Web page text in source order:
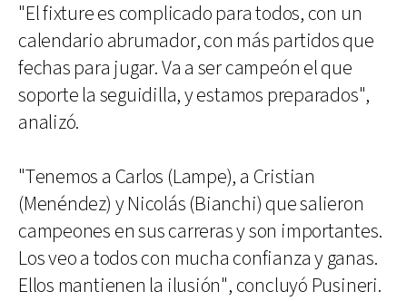
"El fixture es complicado para todos, con un
calendario abrumador, con más partidos que
fechas para jugar. Va a ser campeón el que
soporte la seguidilla, y estamos preparados",
analizó.
"Tenemos a Carlos (Lampe), a Cristian
(Menéndez) y Nicolás (Bianchi) que salieron
campeones en sus carreras y son importantes.
Los veo a todos con mucha confianza y ganas.
Ellos mantienen la ilusión", concluyó Pusineri.